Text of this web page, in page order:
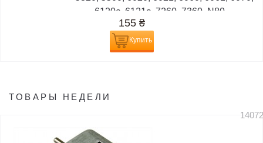
6120c, 6121c, 7260, 7360, N80,...
155 ₴
Купить
ТОВАРЫ НЕДЕЛИ